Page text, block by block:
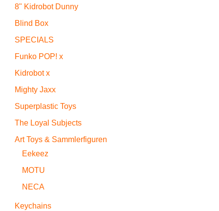
8" Kidrobot Dunny
Blind Box
SPECIALS
Funko POP! x
Kidrobot x
Mighty Jaxx
Superplastic Toys
The Loyal Subjects
Art Toys & Sammlerfiguren
Eekeez
MOTU
NECA
Keychains